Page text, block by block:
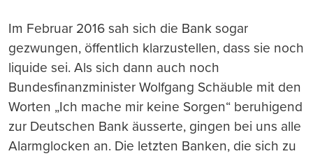
Im Februar 2016 sah sich die Bank sogar
gezwungen, öffentlich klarzustellen, dass sie noch
liquide sei. Als sich dann auch noch
Bundesfinanzminister Wolfgang Schäuble mit den
Worten „Ich mache mir keine Sorgen“ beruhigend
zur Deutschen Bank äusserte, gingen bei uns alle
Alarmglocken an. Die letzten Banken, die sich zu